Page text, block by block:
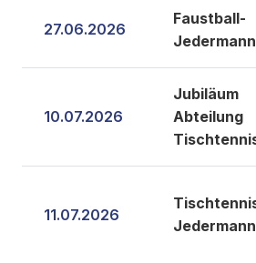
27.06.2026
Faustball-
10.07.2026
Jubiläum
Abteilung
11.07.2026